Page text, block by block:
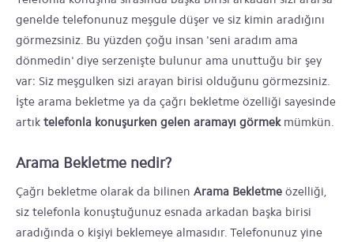
genelde telefonunuz meşgule düşer ve siz kimin aradığını
görmezsiniz. Bu yüzden çoğu insan 'seni aradım ama
dönmedin' diye serzenişte bulunur ama unuttuğu bir şey
var: Siz meşgulken sizi arayan birisi olduğunu görmezsiniz.
İşte arama bekletme ya da çağrı bekletme özelliği sayesinde
artık telefonla konuşurken gelen aramayı görmekmümkün.
Arama Bekletme nedir?
Çağrı bekletme olarak da bilinen Arama Bekletme özelliği,
siz telefonla konuştuğunuz esnada arkadan başka birisi
aradığında o kişiyi beklemeye almasıdır. Telefonunuz yine